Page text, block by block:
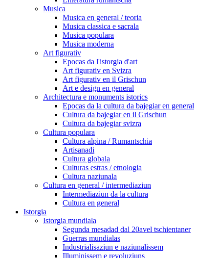
Musica
Musica en general / teoria
Musica classica e sacrala
Musica populara
Musica moderna
Art figurativ
Epocas da l'istorgia d'art
Art figurativ en Svizra
Art figurativ en il Grischun
Art e design en general
Architectura e monuments istorics
Epocas da la cultura da bajegiar en general
Cultura da bajegiar en il Grischun
Cultura da bajegiar svizra
Cultura populara
Cultura alpina / Rumantschia
Artisanadi
Cultura globala
Culturas estras / etnologia
Cultura naziunala
Cultura en general / intermediaziun
Intermediaziun da la cultura
Cultura en general
Istorgia
Istorgia mundiala
Segunda mesadad dal 20avel tschientaner
Guerras mundialas
Industrialisaziun e naziunalissem
Illuminissem e revoluziuns